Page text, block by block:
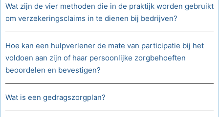
Wat zijn de vier methoden die in de praktijk worden gebruikt
om verzekeringsclaims in te dienen bij bedrijven?
Hoe kan een hulpverlener de mate van participatie bij het
voldoen aan zijn of haar persoonlijke zorgbehoeften
beoordelen en bevestigen?
Wat is een gedragszorgplan?